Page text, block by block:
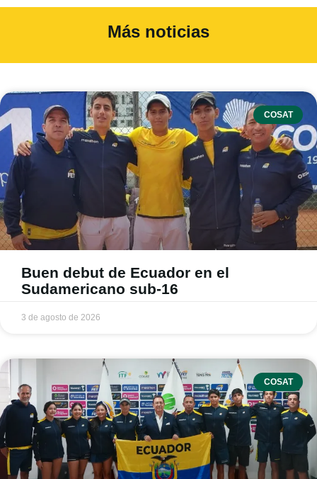
Más noticias
COSAT
Buen debut de Ecuador en el
Sudamericano sub-16
3 de agosto de 2026
COSAT